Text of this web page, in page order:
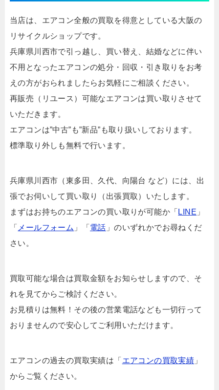
当店は、エアコン全般の買取を得意としている大阪の
リサイクルショップです。
兵庫県川西市で引っ越し、買い替え、結婚などに伴い
不用となったエアコンの処分・回収・引き取りをお考
えの方がおられましたらお気軽にご相談ください。
再販売（リユース）可能なエアコンは買い取りさせて
いただきます。
エアコンは”中古”も”新品”も取り扱いしております。
標準取り外しも無料で行います。
兵庫県川西市（東多田、久代、向陽台 など）には、出
張でお伺いして買い取り（出張買取）いたします。
まずはお持ちのエアコンの買い取りが可能か「 LINE 」
「 メールフォーム 」「 電話 」のいずれかでお尋ねくだ
さい。
買取可能な場合は買取金額をお知らせしますので、そ
れを見てからご検討ください。
お見積りは無料！その後の営業電話なども一切行って
おりませんので安心してご利用いただけます。
エアコンの過去の買取実績は「 エアコンの買取実績 」
からご覧ください。